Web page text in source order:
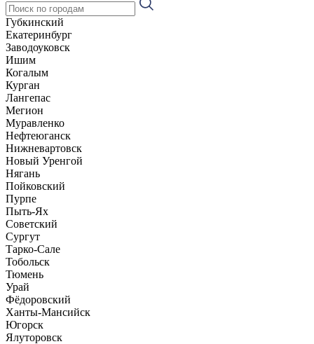
Губкинский
Екатеринбург
Заводоуковск
Ишим
Когалым
Курган
Лангепас
Мегион
Муравленко
Нефтеюганск
Нижневартовск
Новый Уренгой
Нягань
Пойковский
Пурпе
Пыть-Ях
Советский
Сургут
Тарко-Сале
Тобольск
Тюмень
Урай
Фёдоровский
Ханты-Мансийск
Югорск
Ялуторовск